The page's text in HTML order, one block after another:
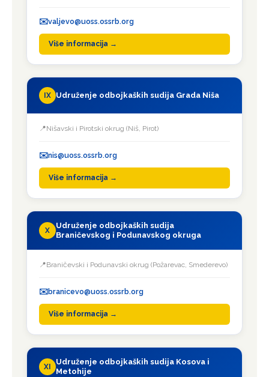
valjevo@uoss.ossrb.org
Više informacija →
IX Udruženje odbojkaških sudija Grada Niša
Nišavski i Pirotski okrug (Niš, Pirot)
nis@uoss.ossrb.org
Više informacija →
X
Udruženje odbojkaških sudija
Braničevskog i Podunavskog okruga
Braničevski i Podunavski okrug (Požarevac, Smederevo)
branicevo@uoss.ossrb.org
Više informacija →
XI
Udruženje odbojkaških sudija Kosova i
Metohije